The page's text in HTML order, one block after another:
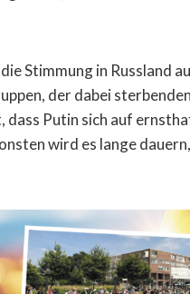
Stimmung in Russland
der dabei
Putin sich auf
wird es lange